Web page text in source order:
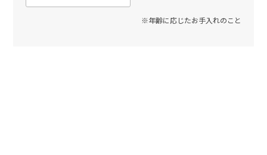
※年齢に応じたお手入れのこと